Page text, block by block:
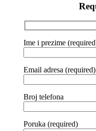
Ime i prezime
Email adresa (required)
Broj telefona
Poruka (required)